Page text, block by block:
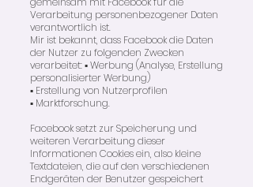
Verarbeitung personenbezogener Daten
verantwortlich ist.
Mir ist bekannt, dass Facebook die Daten
der Nutzer zu folgenden Zwecken
verarbeitet: ▪ Werbung (Analyse, Erstellung
personalisierter Werbung)
▪ Erstellung von Nutzerprofilen
▪ Marktforschung.
Facebook setzt zur Speicherung und
weiteren Verarbeitung dieser
Informationen Cookies ein, also kleine
Textdateien, die auf den verschiedenen
Endgeräten der Benutzer gespeichert